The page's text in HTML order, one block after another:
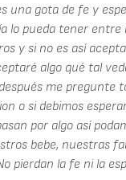
una gota de fe y
lo pueda tener entre
y si no es así
algo qué tal
me pregunte
o si debimos
por algo así
bebe, nuestras
pierdan la fe ni la